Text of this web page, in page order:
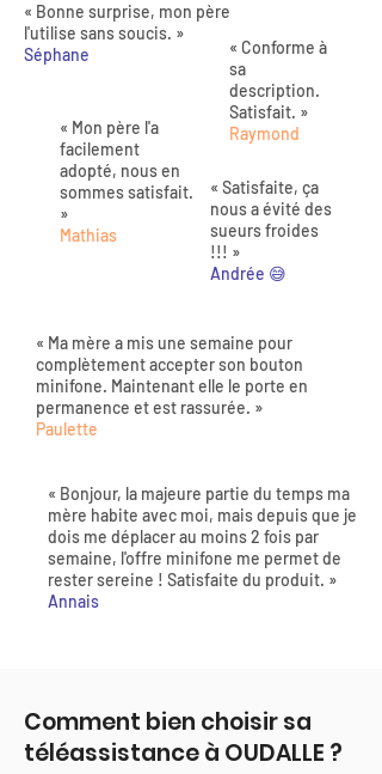
« Bonne surprise, mon père
l'utilise sans soucis. »
Séphane
« Mon père l'a
facilement
adopté, nous en
sommes satisfait.
»
Mathias
« Conforme à
sa
description.
Satisfait. »
Raymond
« Satisfaite, ça
nous a évité des
sueurs froides
!!! »
Andrée 😅
« Ma mère a mis une semaine pour
complètement accepter son bouton
minifone. Maintenant elle le porte en
permanence et est rassurée. »
Paulette
« Bonjour, la majeure partie du temps ma
mère habite avec moi, mais depuis que je
dois me déplacer au moins 2 fois par
semaine, l'offre minifone me permet de
rester sereine ! Satisfaite du produit. »
Annais
Comment bien choisir sa
téléassistance à OUDALLE ?